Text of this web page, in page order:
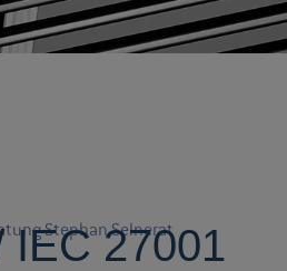
Stephan Selnerat
IEC 27001